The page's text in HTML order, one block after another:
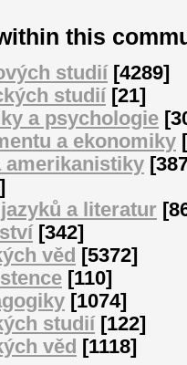
this
studií [4289]
studií [21]
a psychologie
a ekonomiky
amerikanistiky
a literatur
[342]
věd [5372]
[110]
[1074]
studií [122]
věd [1118]